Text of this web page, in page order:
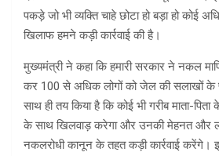
पकड़े जो भी व्यक्ति चाहे छोटा हो बड़ा हो कोई
खिलाफ हमने कड़ी कार्रवाई की है।
मुख्यमंत्री ने कहा कि हमारी सरकार ने नकल
कर 100 से अधिक लोगों को जेल की सलाखों के
साथ ही तय किया है कि कोई भी गरीब माता-
के साथ खिलवाड़ करेगा और उनकी मेहनत और
नकलरोधी कानून के तहत कड़ी कार्रवाई